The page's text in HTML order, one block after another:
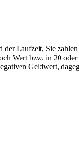
Laufzeit, Sie
Wert bzw. in 20
Geldwert,